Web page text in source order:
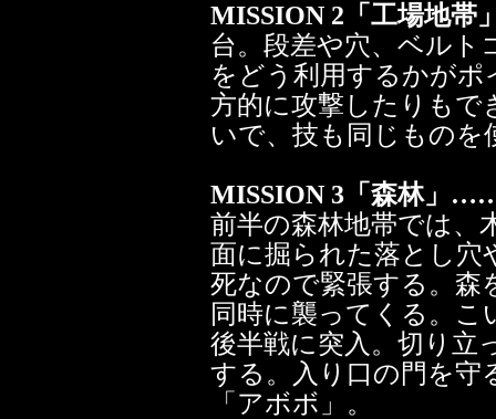
MISSION 2「工場地
台。段差や穴、ベルト
をどう利用するかが
方的に攻撃したりもで
いで、技も同じものを
MISSION 3「森林」
前半の森林地帯では、
面に掘られた落とし穴
死なので緊張する。森
同時に襲ってくる。こ
後半戦に突入。切り立
する。入り口の門を守
「アボボ」。